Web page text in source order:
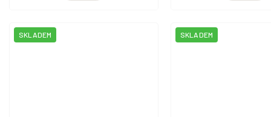
SKLADEM SKLADEM